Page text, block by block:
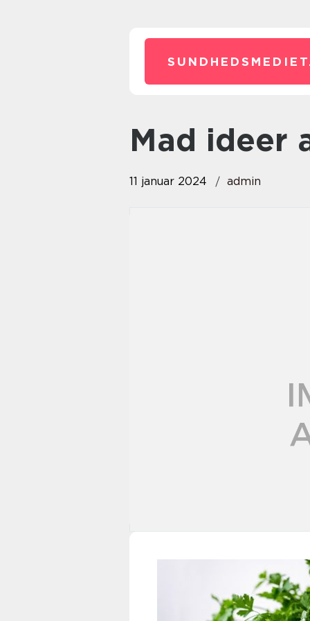
mad
11 januar 2024 admin